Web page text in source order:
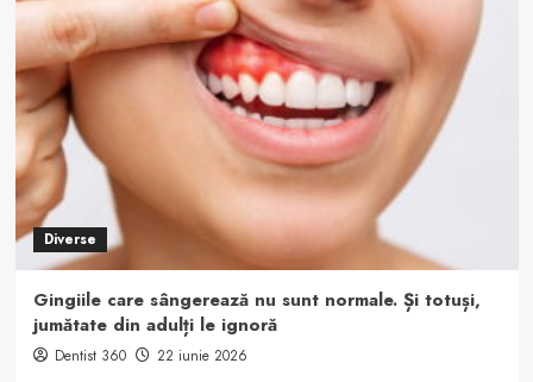
Diverse
Gingiile care sângerează nu sunt normale. Și totuși,
jumătate din adulți le ignoră
Dentist 360 22 iunie 2026